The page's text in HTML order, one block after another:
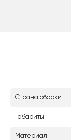
Страна сборки
Габариты
Материал